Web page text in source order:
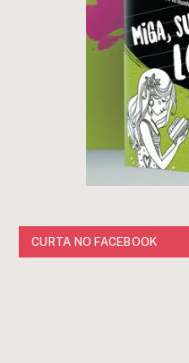
CURTA NO FACEBOOK